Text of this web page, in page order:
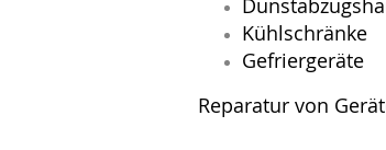
Kühlschränke
Gefriergeräte
Reparatur von